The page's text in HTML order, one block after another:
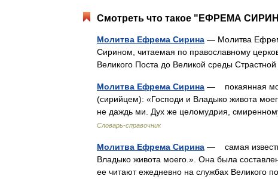
Смотреть что такое "ЕФРЕМА
Молитва Ефрема Сирина — Молитва
Сирином, читаемая по православному
Великого Поста до Великой среды
Молитва Ефрема Сирина — покаянная
(сирийцем): «Господи и Владыко живота
не даждь ми. Дух же целомудрия,
Словарь-справочник
Молитва Ефрема Сирина — самая
Владыко живота моего.». Она была
ее читают ежедневно на службах Великого